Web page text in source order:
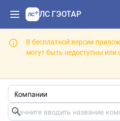
ЛС ГЭОТАР
В бесплатной версии
могут быть недоступны или